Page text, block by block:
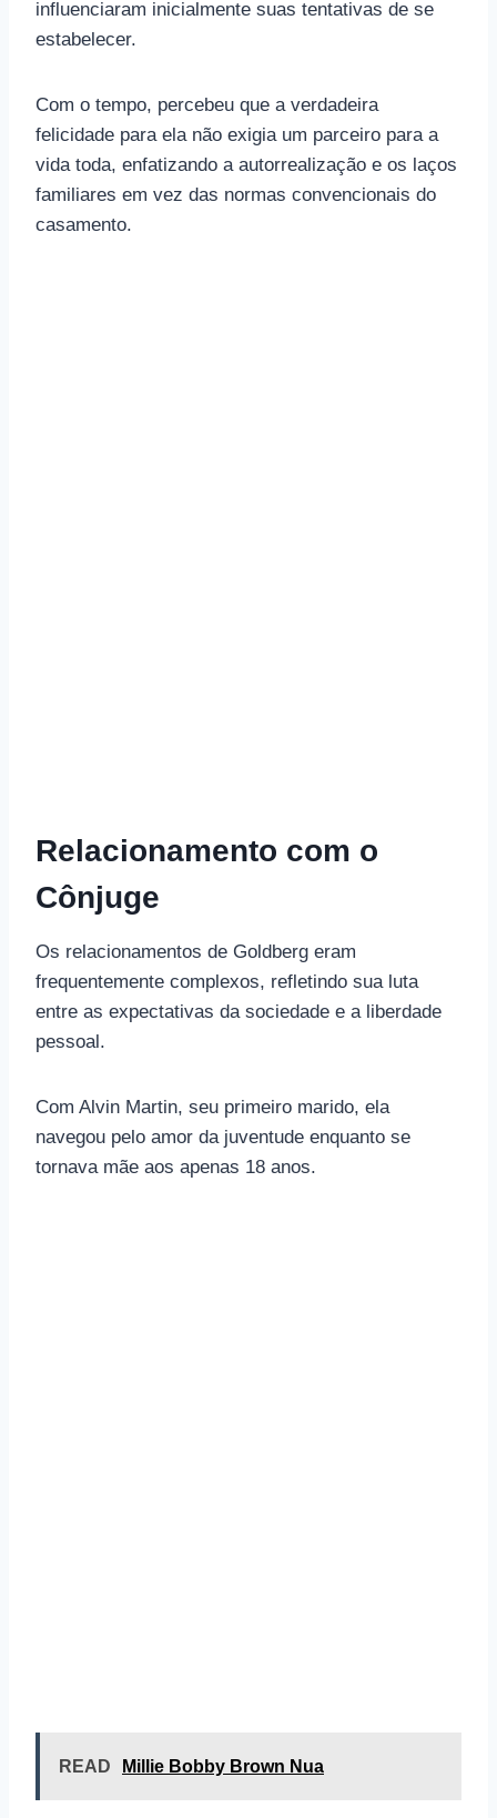
influenciaram inicialmente suas tentativas de se
estabelecer.
Com o tempo, percebeu que a verdadeira
felicidade para ela não exigia um parceiro para a
vida toda, enfatizando a autorrealização e os laços
familiares em vez das normas convencionais do
casamento.
Relacionamento com o
Cônjuge
Os relacionamentos de Goldberg eram
frequentemente complexos, refletindo sua luta
entre as expectativas da sociedade e a liberdade
pessoal.
Com Alvin Martin, seu primeiro marido, ela
navegou pelo amor da juventude enquanto se
tornava mãe aos apenas 18 anos.
READ Millie Bobby Brown Nua